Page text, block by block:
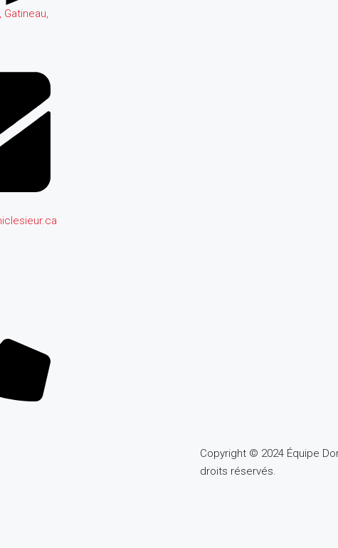
Gatineau,
Copyright © 2024 Équipe
droits réservés.